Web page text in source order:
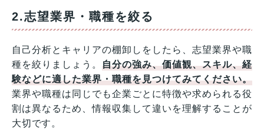
2.志望業界・職種を絞る
自己分析とキャリアの棚卸しをしたら、志望業界や職
種を絞りましょう。自分の強み、価値観、スキル、経
験などに適した業界・職種を見つけてみてください。
業界や職種は同じでも企業ごとに特徴や求められる役
割は異なるため、情報収集して違いを理解することが
大切です。